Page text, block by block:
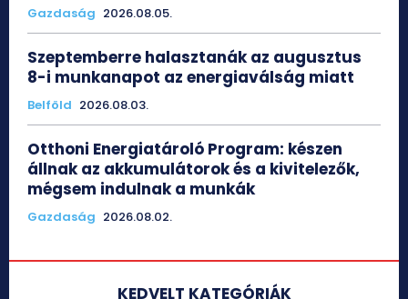
Gazdaság 2026.08.05.
Szeptemberre halasztanák az augusztus
8-i munkanapot az energiaválság miatt
Belföld 2026.08.03.
Otthoni Energiatároló Program: készen
állnak az akkumulátorok és a kivitelezők,
mégsem indulnak a munkák
Gazdaság 2026.08.02.
KEDVELT KATEGÓRIÁK